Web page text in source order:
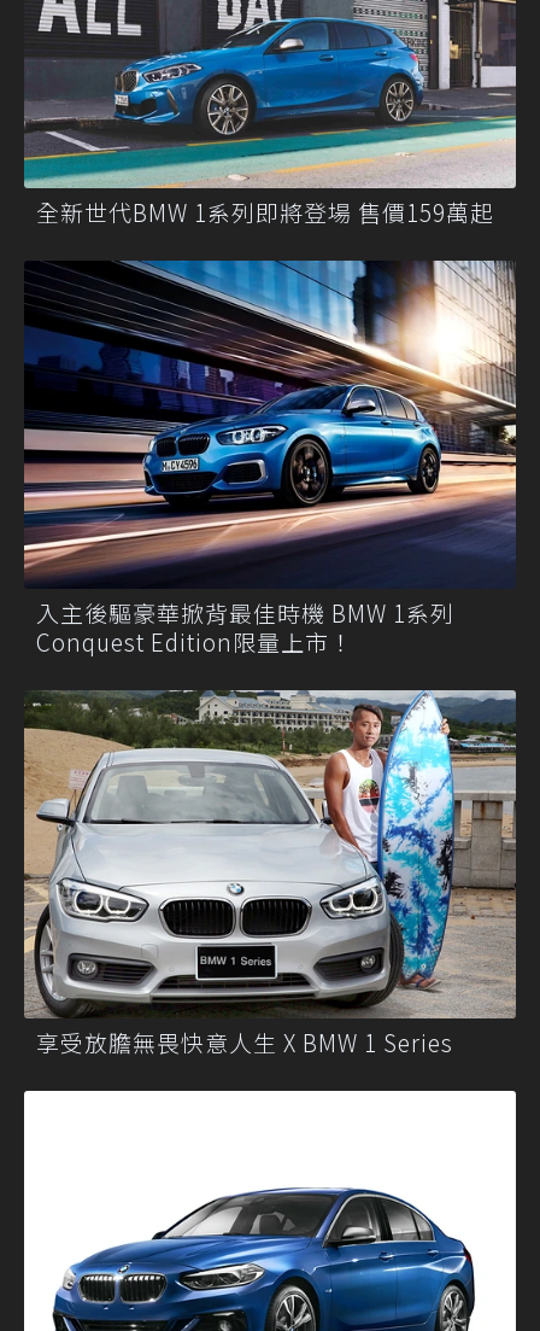
全新世代BMW 1系列即將登場 售價159萬起
入主後驅豪華掀背最佳時機 BMW 1系列
Conquest Edition限量上市！
享受放膽無畏快意人生 X BMW 1 Series